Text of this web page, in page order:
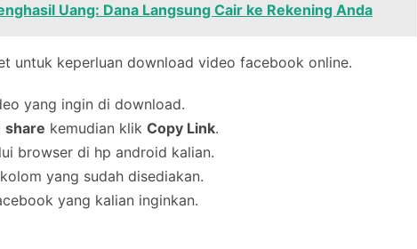
Uang: Dana Langsung Cair ke Rekening Anda
untuk keperluan download video facebook online.
yang ingin di download.
share kemudian klik Copy Link.
browser di hp android kalian.
yang sudah disediakan.
yang kalian inginkan.